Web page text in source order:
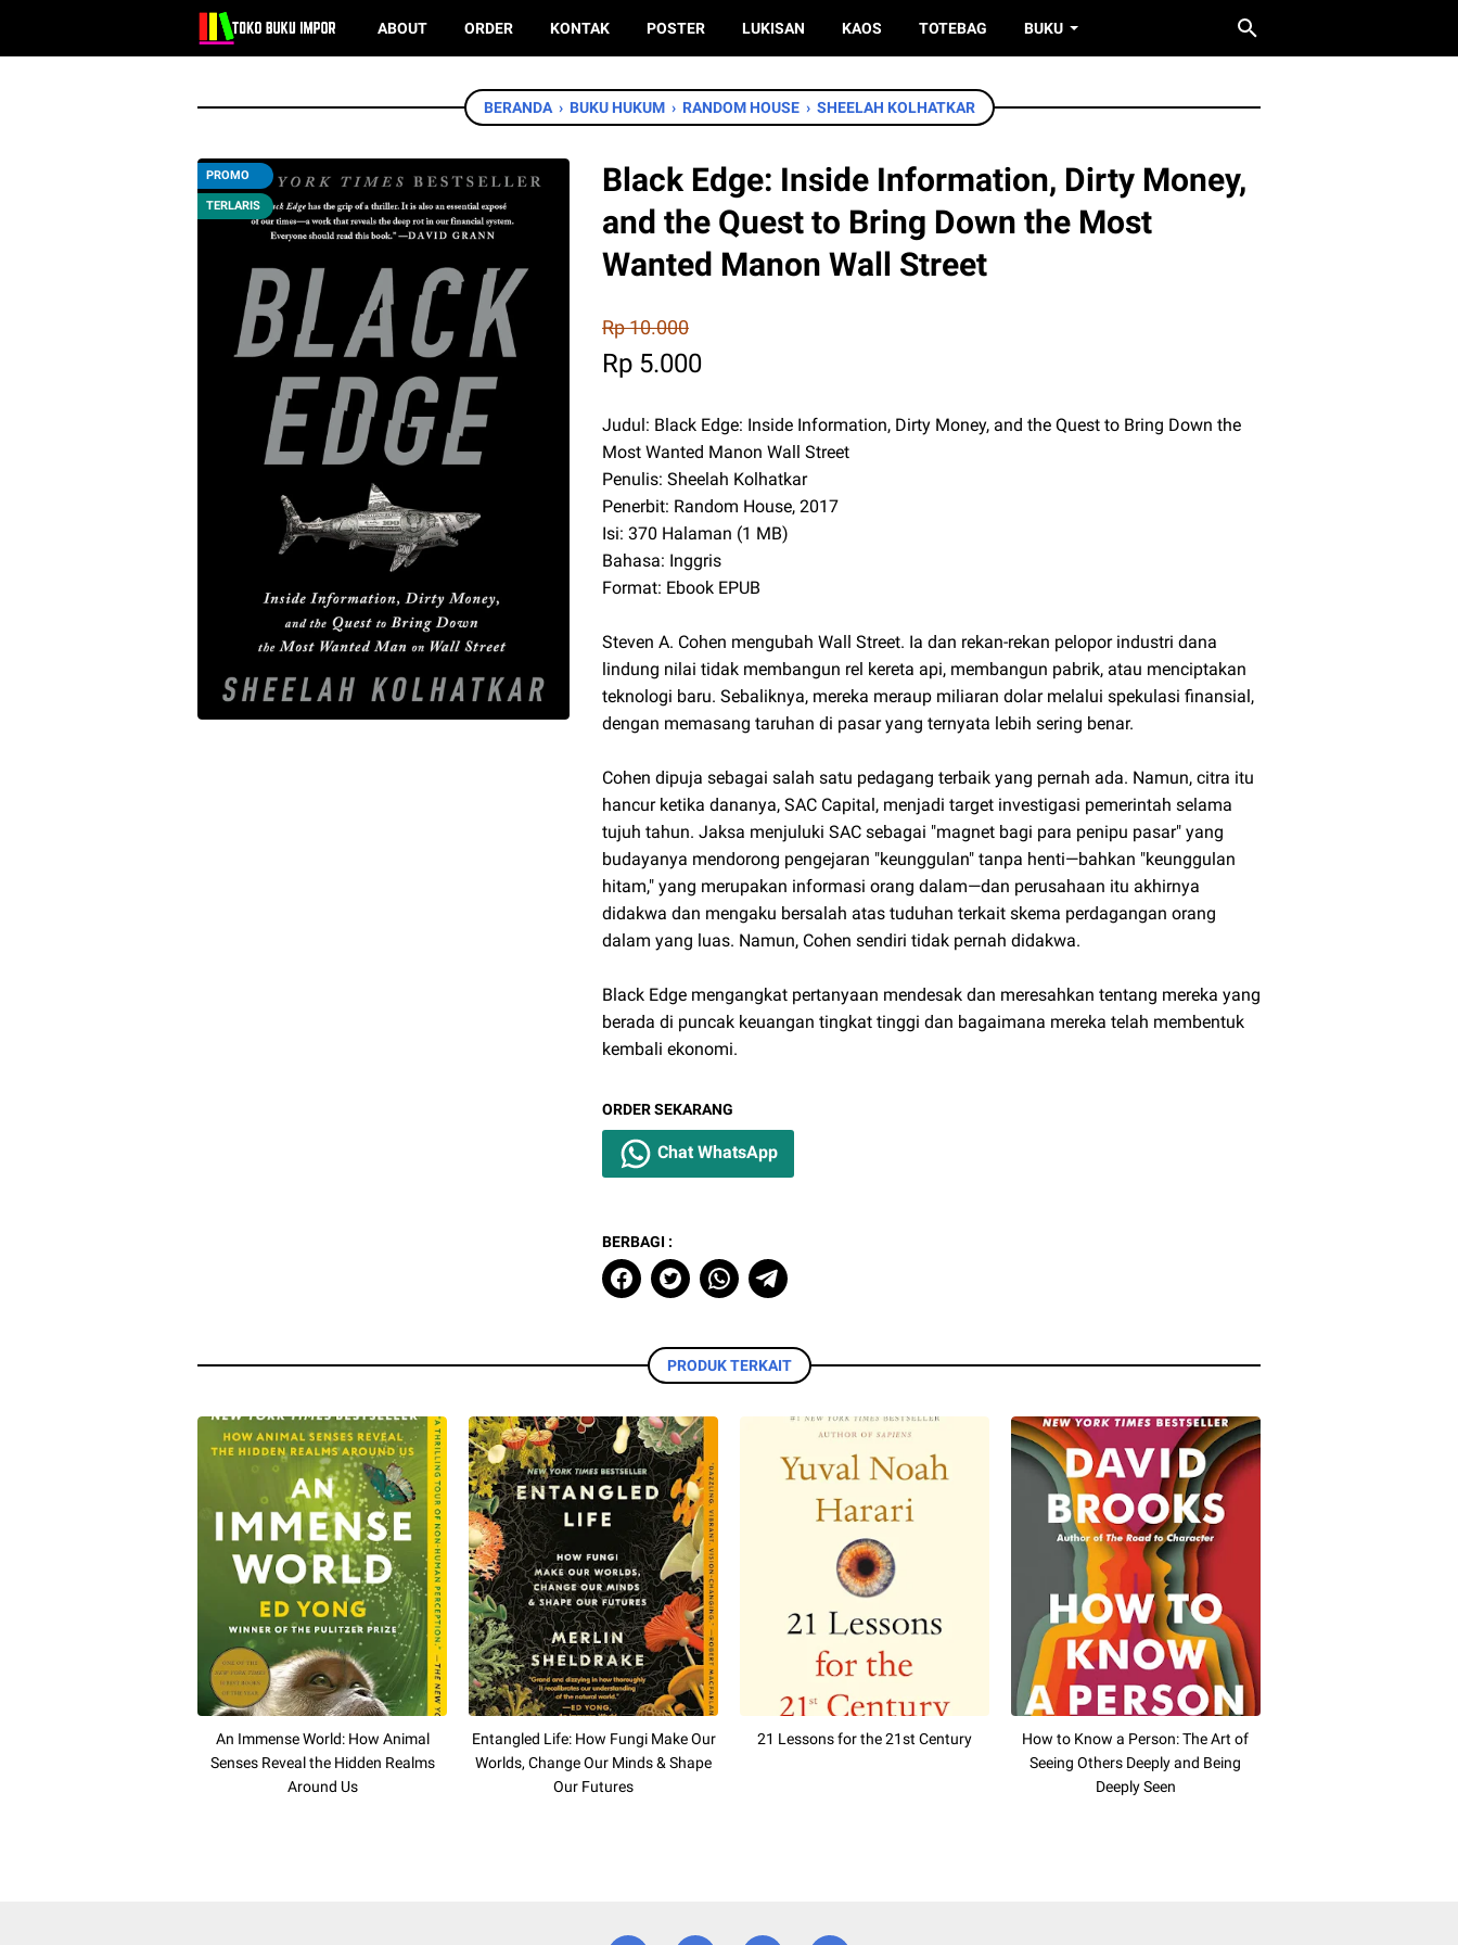
ABOUT ORDER KONTAK POSTER LUKISAN KAOS TOTEBAG BUKU
BERANDA › BUKU HUKUM › RANDOM HOUSE › SHEELAH KOLHATKAR
Black Edge: Inside Information, Dirty Money,
and the Quest to Bring Down the Most
Wanted Manon Wall Street
PROMO
TERLARIS
Rp 10.000
Rp 5.000
Judul: Black Edge: Inside Information, Dirty Money, and the Quest to Bring Down the
Most Wanted Manon Wall Street
Penulis: Sheelah Kolhatkar
Penerbit: Random House, 2017
Isi: 370 Halaman (1 MB)
Bahasa: Inggris
Format: Ebook EPUB
Steven A. Cohen mengubah Wall Street. Ia dan rekan-rekan pelopor industri dana
lindung nilai tidak membangun rel kereta api, membangun pabrik, atau menciptakan
teknologi baru. Sebaliknya, mereka meraup miliaran dolar melalui spekulasi finansial,
dengan memasang taruhan di pasar yang ternyata lebih sering benar.
Cohen dipuja sebagai salah satu pedagang terbaik yang pernah ada. Namun, citra itu
hancur ketika dananya, SAC Capital, menjadi target investigasi pemerintah selama
tujuh tahun. Jaksa menjuluki SAC sebagai "magnet bagi para penipu pasar" yang
budayanya mendorong pengejaran "keunggulan" tanpa henti—bahkan "keunggulan
hitam," yang merupakan informasi orang dalam—dan perusahaan itu akhirnya
didakwa dan mengaku bersalah atas tuduhan terkait skema perdagangan orang
dalam yang luas. Namun, Cohen sendiri tidak pernah didakwa.
Black Edge mengangkat pertanyaan mendesak dan meresahkan tentang mereka yang
berada di puncak keuangan tingkat tinggi dan bagaimana mereka telah membentuk
kembali ekonomi.
ORDER SEKARANG
Chat WhatsApp
BERBAGI :
PRODUK TERKAIT
An Immense World: How Animal
Senses Reveal the Hidden Realms
Around Us
Entangled Life: How Fungi Make Our
Worlds, Change Our Minds & Shape
Our Futures
21 Lessons for the 21st Century
How to Know a Person: The Art of
Seeing Others Deeply and Being
Deeply Seen